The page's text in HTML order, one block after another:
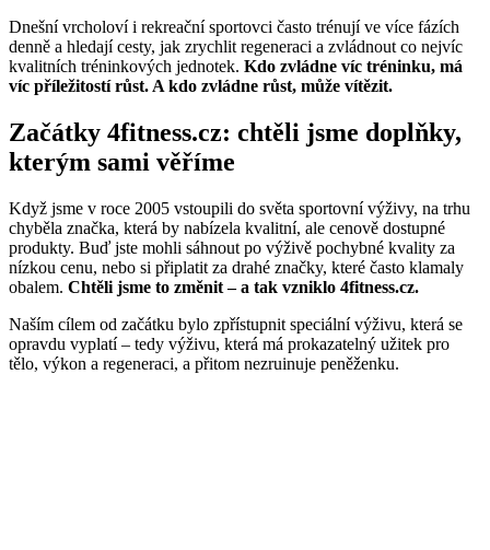
kvalitních tréninkových jednotek.Kdo zvládne víc tréninku, má
víc příležitostí růst. A kdo zvládne růst, může vítězit.
Začátky 4fitness.cz: chtěli jsme doplňky,
kterým sami věříme
Když jsme v roce 2005 vstoupili do světa sportovní výživy, na trhu
produkty. Buď jste mohli sáhnout po výživě pochybné kvality za
nízkou cenu, nebo si připlatit za drahé značky, které často klamaly
obalem.Chtěli jsme to změnit – a tak vzniklo 4fitness.cz.
Naším cílem od začátku bylo zpřístupnit speciální výživu, která se
tělo, výkon a regeneraci, a přitom nezruinuje peněženku.